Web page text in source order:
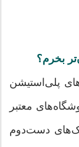
پلی‌استیشن
معتبر
دست‌دوم